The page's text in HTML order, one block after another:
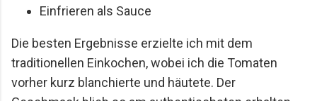
Einfrieren als Sauce
Die besten Ergebnisse erzielte ich mit dem
traditionellen Einkochen, wobei ich die Tomaten
vorher kurz blanchierte und häutete. Der